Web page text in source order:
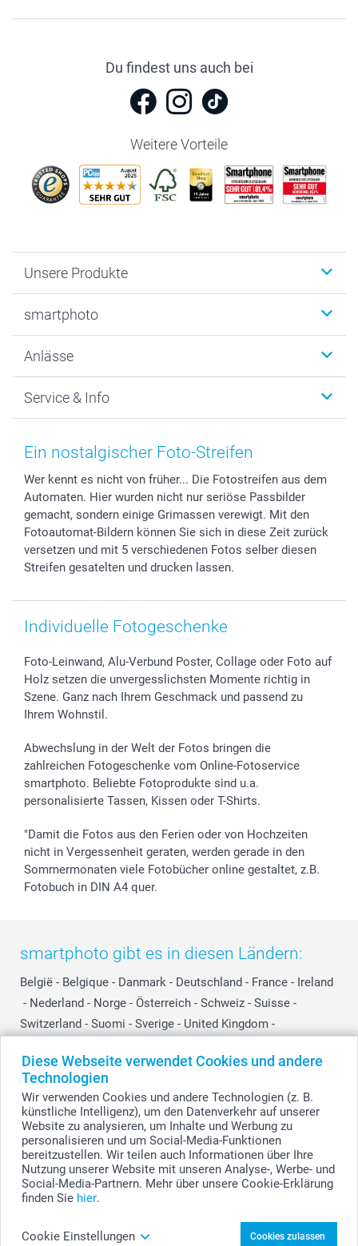
Diese Webseite verwendet Cookies und andere
Technologien
Wir verwenden Cookies und andere Technologien (z. B.
künstliche Intelligenz), um den Datenverkehr auf unserer
Website zu analysieren, um Inhalte und Werbung zu
personalisieren und um Social-Media-Funktionen
bereitzustellen. Wir teilen auch Informationen über Ihre
Nutzung unserer Website mit unseren Analyse-, Werbe- und
Social-Media-Partnern. Mehr über unsere Cookie-Erklärung
finden Sie hier.
Cookie Einstellungen Cookies zulassen
Du findest uns auch bei
Weitere Vorteile
Unsere Produkte
Fotogeschenke
MyNameBook
Fotoabzüge, Fotos als Buch & Poster
Zubehör & Material
Foto-Kalender & Agenden
Sticker & Etiketten
Geschenk-Gutscheine (PDF)
smartphoto
Warum smartphoto
Datenschutz
AGB
Presse
Partnerprogramme
Investor Relations
B2B smartbusiness
Widerrufsrecht
Anlässe
Neujahr
Muttertag
Kommunion & Konfirmation
Hochzeit
Geburtstag
Geburt
Zu allen Anlässen
Service & Info
Anmelden /Registrieren
Preise und Versandkosten
Lieferfristen
72h Lieferung
Zahlungsmöglichkeiten
Sitemap
Status der Bestellung
smartbonus
Ein nostalgischer Foto-Streifen
Wer kennt es nicht von früher... Die Fotostreifen aus dem
Automaten. Hier wurden nicht nur seriöse Passbilder
gemacht, sondern einige Grimassen verewigt. Mit den
Fotoautomat-Bildern können Sie sich in diese Zeit zurück
versetzen und mit 5 verschiedenen Fotos selber diesen
Streifen gesatelten und drucken lassen.
Individuelle Fotogeschenke
Foto-Leinwand, Alu-Verbund Poster, Collage oder Foto auf
Holz setzen die unvergesslichsten Momente richtig in
Szene. Ganz nach Ihrem Geschmack und passend zu
Ihrem Wohnstil.
Abwechslung in der Welt der Fotos bringen die
zahlreichen Fotogeschenke vom Online-Fotoservice
smartphoto. Beliebte Fotoprodukte sind u.a.
personalisierte Tassen, Kissen oder T-Shirts.
"Damit die Fotos aus den Ferien oder von Hochzeiten
nicht in Vergessenheit geraten, werden gerade in den
Sommermonaten viele Fotobücher online gestaltet, z.B.
Fotobuch in DIN A4 quer.
smartphoto gibt es in diesen Ländern:
België - Belgique - Danmark - Deutschland - France - Ireland
- Nederland - Norge - Österreich - Schweiz - Suisse -
Switzerland - Suomi - Sverige - United Kingdom -
Other Countries
© smartphoto Group. Alle Rechte vorbehalten.
Alle Preise verstehen sich in EURO (€) inkl. MwSt. und zzgl. Versandkosten.